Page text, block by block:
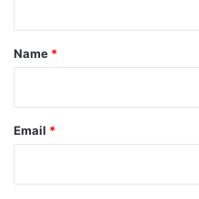
*
Name *
Email *